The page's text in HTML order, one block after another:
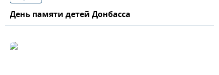
День памяти детей Донбасса